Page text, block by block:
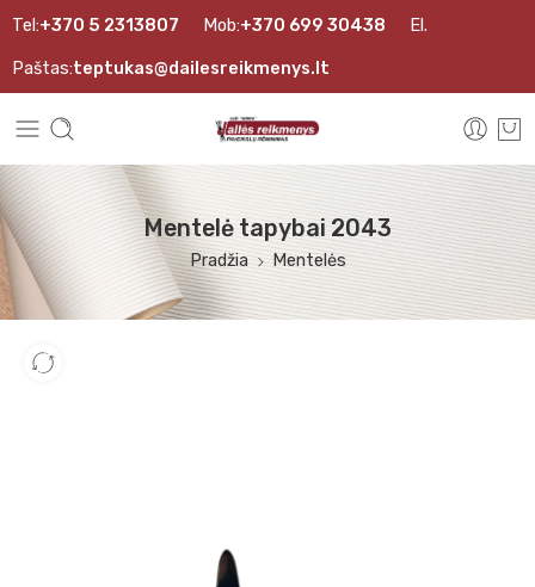
Tel:+370 5 2313807 Mob:+370 699 30438 El.
Paštas:teptukas@dailesreikmenys.lt
Mentelė tapybai 2043
Pradžia Mentelės